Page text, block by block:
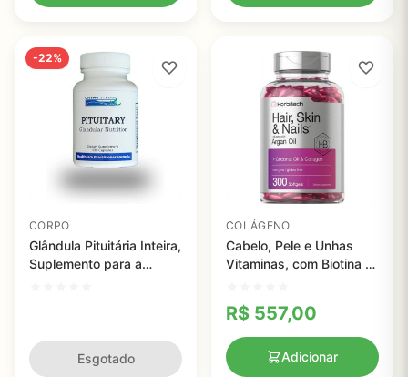
-22%
CORPO
Glândula Pituitária Inteira,
Suplemento para a
Esgotado
COLÁGENO
Cabelo, Pele e Unhas
Vitaminas, com Biotina e
Coco, Horbaach, 300
Cápsulas
R$ 557,00
Adicionar